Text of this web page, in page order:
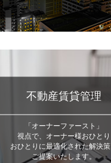
不動産賃貸管理
「オーナーファースト」
視点で、オーナー様おひとり
おひとりに最適化された解決
ご提案いたします。